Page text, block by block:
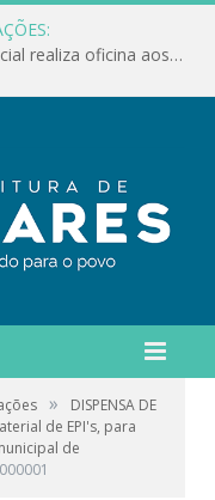
Conselho Municipal de Assistência Social realiza oficina aos servidores
»
DISPENSA DE
de EPI's, para
de